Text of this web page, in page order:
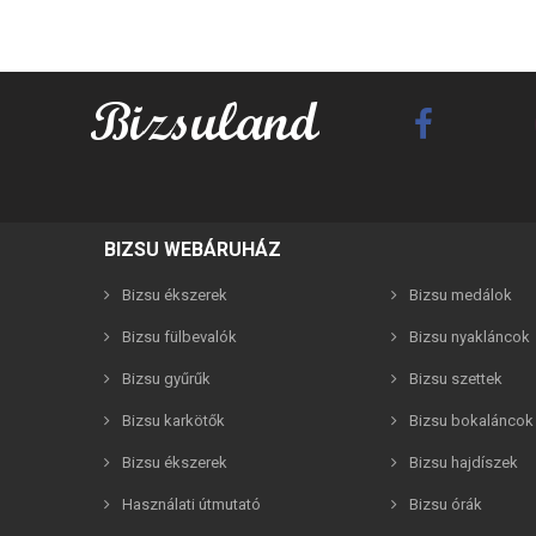
BIZSU WEBÁRUHÁZ
Bizsu ékszerek
Bizsu fülbevalók
Bizsu gyűrűk
Bizsu karkötők
Bizsu ékszerek
Használati útmutató
Bizsu medálok
Bizsu nyakláncok
Bizsu szettek
Bizsu bokaláncok
Bizsu hajdíszek
Bizsu órák